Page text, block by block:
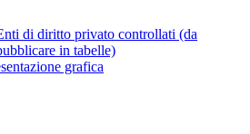
di diritto privato controllati (da
in tabelle)
grafica